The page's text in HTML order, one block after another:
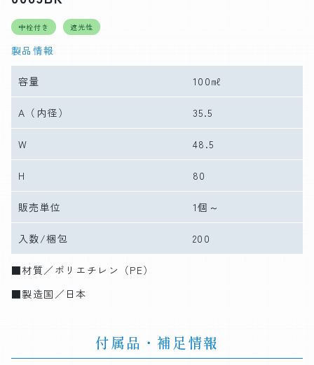
中栓付き 遮光性
製品情報
容量 100㎖
A （内径） 35.5
W 48.5
H 80
販売単位 1個～
入数/梱包 200
■材質／ポリエチレン（PE）
■製造国／日本
付属品・補足情報